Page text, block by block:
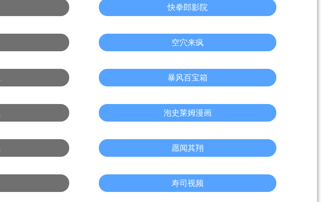
快拳郎影院
空穴来疯
暴风百宝箱
泡史莱姆漫画
愿闻其翔
寿司视频